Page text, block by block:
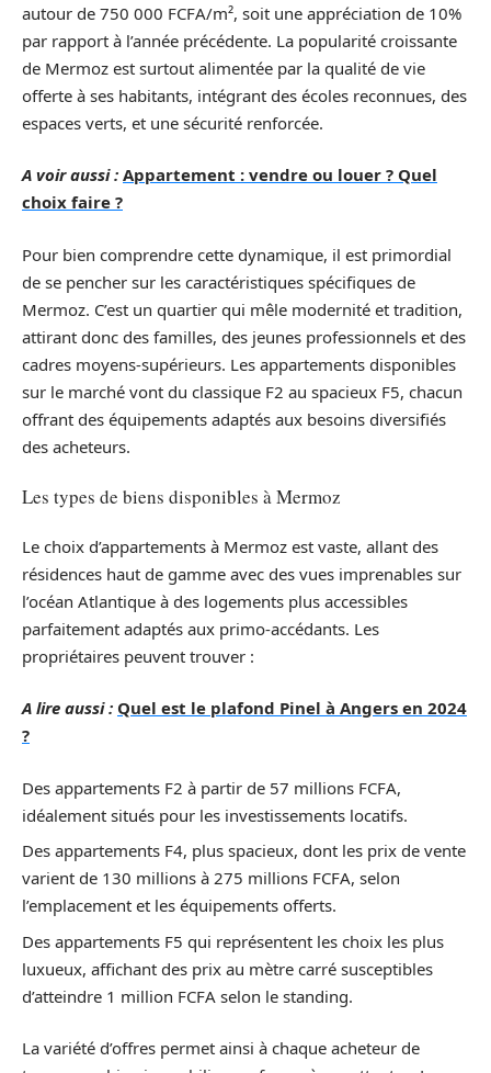
autour de 750 000 FCFA/m², soit une appréciation de 10%
par rapport à l’année précédente. La popularité croissante
de Mermoz est surtout alimentée par la qualité de vie
offerte à ses habitants, intégrant des écoles reconnues, des
espaces verts, et une sécurité renforcée.
A voir aussi : Appartement : vendre ou louer ? Quel
choix faire ?
Pour bien comprendre cette dynamique, il est primordial
de se pencher sur les caractéristiques spécifiques de
Mermoz. C’est un quartier qui mêle modernité et tradition,
attirant donc des familles, des jeunes professionnels et des
cadres moyens-supérieurs. Les appartements disponibles
sur le marché vont du classique F2 au spacieux F5, chacun
offrant des équipements adaptés aux besoins diversifiés
des acheteurs.
Les types de biens disponibles à Mermoz
Le choix d’appartements à Mermoz est vaste, allant des
résidences haut de gamme avec des vues imprenables sur
l’océan Atlantique à des logements plus accessibles
parfaitement adaptés aux primo-accédants. Les
propriétaires peuvent trouver :
A lire aussi : Quel est le plafond Pinel à Angers en 2024
?
Des appartements F2 à partir de 57 millions FCFA,
idéalement situés pour les investissements locatifs.
Des appartements F4, plus spacieux, dont les prix de vente
varient de 130 millions à 275 millions FCFA, selon
l’emplacement et les équipements offerts.
Des appartements F5 qui représentent les choix les plus
luxueux, affichant des prix au mètre carré susceptibles
d’atteindre 1 million FCFA selon le standing.
La variété d’offres permet ainsi à chaque acheteur de